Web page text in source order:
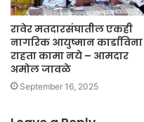
रावेर मतदारसंघातील एकही
नागरिक आयुष्मान कार्डाविना
राहता कामा नये – आमदार
अमोल जावळे
September 16, 2025